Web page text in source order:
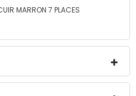
MARRON 7 PLACES